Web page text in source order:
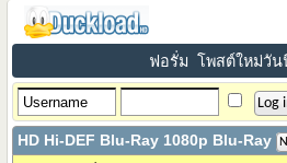
ฟอรั่ม โพสต์ใหม่วัน
HD Hi-DEF Blu-Ray 1080p Blu-Ray